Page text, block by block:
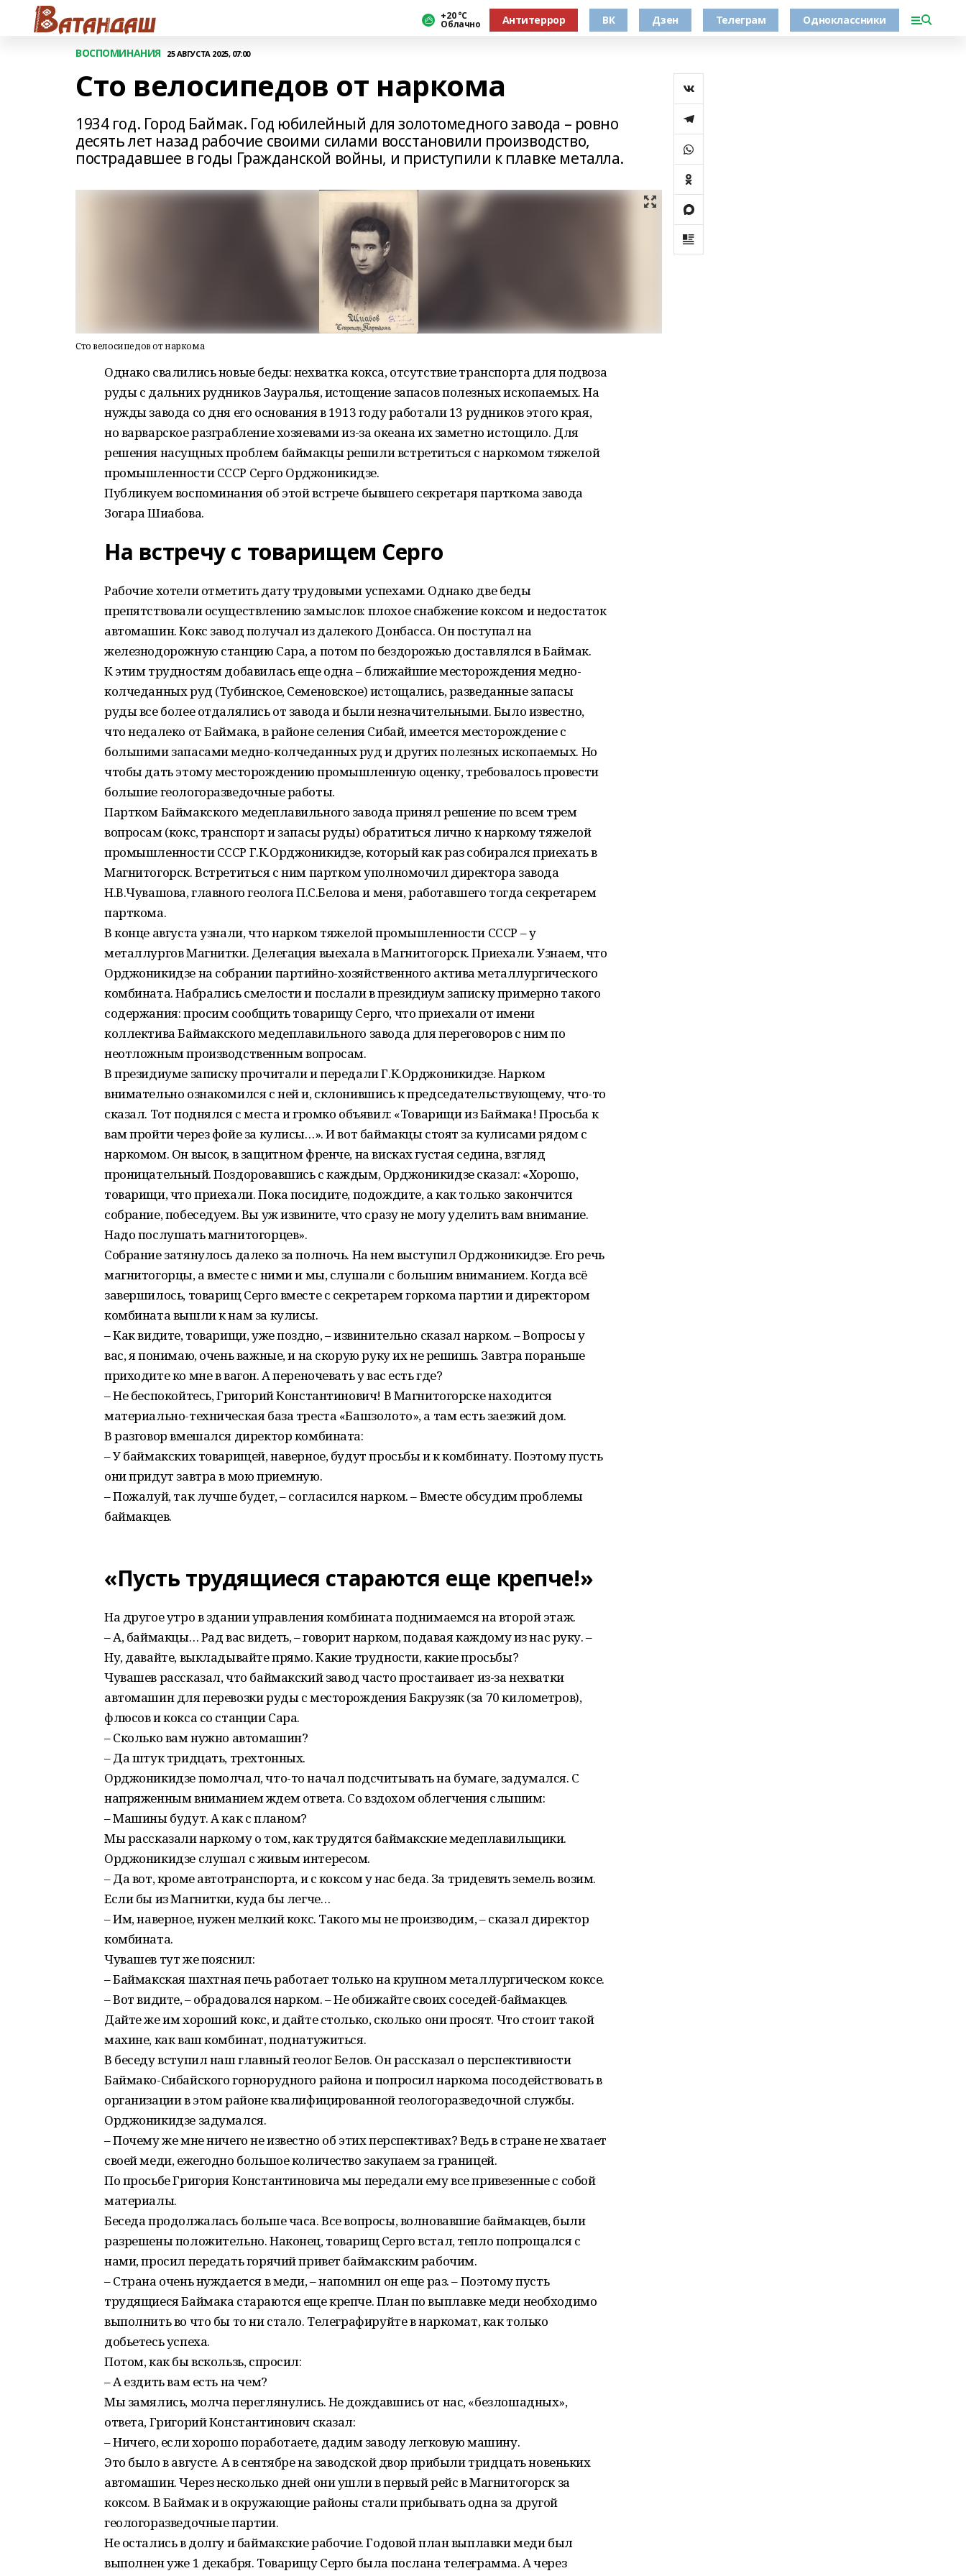
+20 °С
Облачно Антитеррор ВК Дзен Телеграм Одноклассники
ВОСПОМИНАНИЯ 25 АВГУСТА 2025, 07:00
Сто велосипедов от наркома
1934 год. Город Баймак. Год юбилейный для золотомедного завода – ровно
десять лет назад рабочие своими силами восстановили производство,
пострадавшее в годы Гражданской войны, и приступили к плавке металла.
Сто велосипедов от наркома
Однако свалились новые беды: нехватка кокса, отсутствие транспорта для подвоза
руды с дальних рудников Зауралья, истощение запасов полезных ископаемых. На
нужды завода со дня его основания в 1913 году работали 13 рудников этого края,
но варварское разграбление хозяевами из-за океана их заметно истощило. Для
решения насущных проблем баймакцы решили встретиться с наркомом тяжелой
промышленности СССР Серго Орджоникидзе.
Публикуем воспоминания об этой встрече бывшего секретаря парткома завода
Зогара Шиабова.
На встречу с товарищем Серго
Рабочие хотели отметить дату трудовыми успехами. Однако две беды
препятствовали осуществлению замыслов: плохое снабжение коксом и недостаток
автомашин. Кокс завод получал из далекого Донбасса. Он поступал на
железнодорожную станцию Сара, а потом по бездорожью доставлялся в Баймак.
К этим трудностям добавилась еще одна – ближайшие месторождения медно-
колчеданных руд (Тубинское, Семеновское) истощались, разведанные запасы
руды все более отдалялись от завода и были незначительными. Было известно,
что недалеко от Баймака, в районе селения Сибай, имеется месторождение с
большими запасами медно-колчеданных руд и других полезных ископаемых. Но
чтобы дать этому месторождению промышленную оценку, требовалось провести
большие геологоразведочные работы.
Партком Баймакского медеплавильного завода принял решение по всем трем
вопросам (кокс, транспорт и запасы руды) обратиться лично к наркому тяжелой
промышленности СССР Г.К.Орджоникидзе, который как раз собирался приехать в
Магнитогорск. Встретиться с ним партком уполномочил директора завода
Н.В.Чувашова, главного геолога П.С.Белова и меня, работавшего тогда секретарем
парткома.
В конце августа узнали, что нарком тяжелой промышленности СССР – у
металлургов Магнитки. Делегация выехала в Магнитогорск. Приехали. Узнаем, что
Орджоникидзе на собрании партийно-хозяйственного актива металлургического
комбината. Набрались смелости и послали в президиум записку примерно такого
содержания: просим сообщить товарищу Серго, что приехали от имени
коллектива Баймакского медеплавильного завода для переговоров с ним по
неотложным производственным вопросам.
В президиуме записку прочитали и передали Г.К.Орджоникидзе. Нарком
внимательно ознакомился с ней и, склонившись к председательствующему, что-то
сказал. Тот поднялся с места и громко объявил: «Товарищи из Баймака! Просьба к
вам пройти через фойе за кулисы…». И вот баймакцы стоят за кулисами рядом с
наркомом. Он высок, в защитном френче, на висках густая седина, взгляд
проницательный. Поздоровавшись с каждым, Орджоникидзе сказал: «Хорошо,
товарищи, что приехали. Пока посидите, подождите, а как только закончится
собрание, побеседуем. Вы уж извините, что сразу не могу уделить вам внимание.
Надо послушать магнитогорцев».
Собрание затянулось далеко за полночь. На нем выступил Орджоникидзе. Его речь
магнитогорцы, а вместе с ними и мы, слушали с большим вниманием. Когда всё
завершилось, товарищ Серго вместе с секретарем горкома партии и директором
комбината вышли к нам за кулисы.
– Как видите, товарищи, уже поздно, – извинительно сказал нарком. – Вопросы у
вас, я понимаю, очень важные, и на скорую руку их не решишь. Завтра пораньше
приходите ко мне в вагон. А переночевать у вас есть где?
– Не беспокойтесь, Григорий Константинович! В Магнитогорске находится
материально-техническая база треста «Башзолото», а там есть заезжий дом.
В разговор вмешался директор комбината:
– У баймакских товарищей, наверное, будут просьбы и к комбинату. Поэтому пусть
они придут завтра в мою приемную.
– Пожалуй, так лучше будет, – согласился нарком. – Вместе обсудим проблемы
баймакцев.
«Пусть трудящиеся стараются еще крепче!»
На другое утро в здании управления комбината поднимаемся на второй этаж.
– А, баймакцы… Рад вас видеть, – говорит нарком, подавая каждому из нас руку. –
Ну, давайте, выкладывайте прямо. Какие трудности, какие просьбы?
Чувашев рассказал, что баймакский завод часто простаивает из-за нехватки
автомашин для перевозки руды с месторождения Бакрузяк (за 70 километров),
флюсов и кокса со станции Сара.
– Сколько вам нужно автомашин?
– Да штук тридцать, трехтонных.
Орджоникидзе помолчал, что-то начал подсчитывать на бумаге, задумался. С
напряженным вниманием ждем ответа. Со вздохом облегчения слышим:
– Машины будут. А как с планом?
Мы рассказали наркому о том, как трудятся баймакские медеплавильщики.
Орджоникидзе слушал с живым интересом.
– Да вот, кроме автотранспорта, и с коксом у нас беда. За тридевять земель возим.
Если бы из Магнитки, куда бы легче…
– Им, наверное, нужен мелкий кокс. Такого мы не производим, – сказал директор
комбината.
Чувашев тут же пояснил:
– Баймакская шахтная печь работает только на крупном металлургическом коксе.
– Вот видите, – обрадовался нарком. – Не обижайте своих соседей-баймакцев.
Дайте же им хороший кокс, и дайте столько, сколько они просят. Что стоит такой
махине, как ваш комбинат, поднатужиться.
В беседу вступил наш главный геолог Белов. Он рассказал о перспективности
Баймако-Сибайского горнорудного района и попросил наркома посодействовать в
организации в этом районе квалифицированной геологоразведочной службы.
Орджоникидзе задумался.
– Почему же мне ничего не известно об этих перспективах? Ведь в стране не хватает
своей меди, ежегодно большое количество закупаем за границей.
По просьбе Григория Константиновича мы передали ему все привезенные с собой
материалы.
Беседа продолжалась больше часа. Все вопросы, волновавшие баймакцев, были
разрешены положительно. Наконец, товарищ Серго встал, тепло попрощался с
нами, просил передать горячий привет баймакским рабочим.
– Страна очень нуждается в меди, – напомнил он еще раз. – Поэтому пусть
трудящиеся Баймака стараются еще крепче. План по выплавке меди необходимо
выполнить во что бы то ни стало. Телеграфируйте в наркомат, как только
добьетесь успеха.
Потом, как бы вскользь, спросил:
– А ездить вам есть на чем?
Мы замялись, молча переглянулись. Не дождавшись от нас, «безлошадных»,
ответа, Григорий Константинович сказал:
– Ничего, если хорошо поработаете, дадим заводу легковую машину.
Это было в августе. А в сентябре на заводской двор прибыли тридцать новеньких
автомашин. Через несколько дней они ушли в первый рейс в Магнитогорск за
коксом. В Баймак и в окружающие районы стали прибывать одна за другой
геологоразведочные партии.
Не остались в долгу и баймакские рабочие. Годовой план выплавки меди был
выполнен уже 1 декабря. Товарищу Серго была послана телеграмма. А через